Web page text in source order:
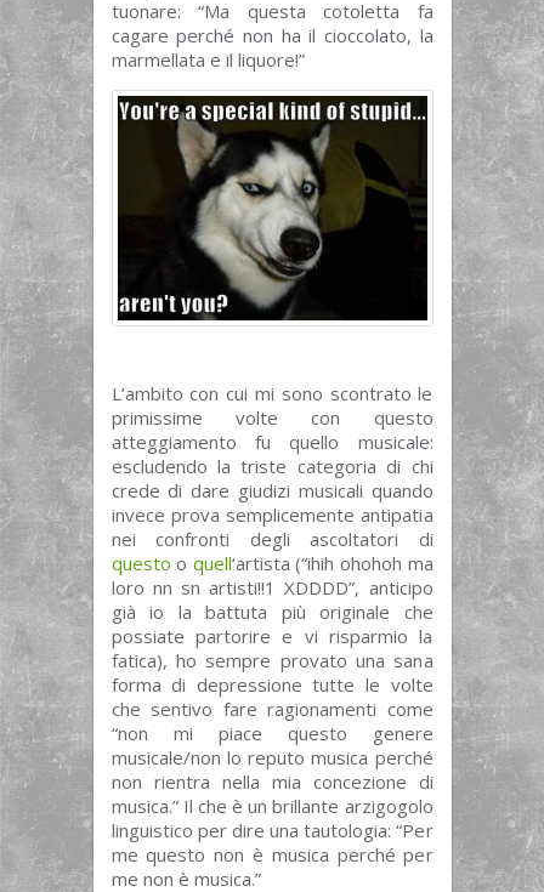
tuonare: “Ma questa cotoletta fa
cagare perché non ha il cioccolato, la
marmellata e il liquore!”
L’ambito con cui mi sono scontrato le
primissime volte con questo
atteggiamento fu quello musicale:
escludendo la triste categoria di chi
crede di dare giudizi musicali quando
invece prova semplicemente antipatia
nei confronti degli ascoltatori di
questo o quell‘artista (“ihih ohohoh ma
loro nn sn artisti!!1 XDDDD”, anticipo
già io la battuta più originale che
possiate partorire e vi risparmio la
fatica), ho sempre provato una sana
forma di depressione tutte le volte
che sentivo fare ragionamenti come
“non mi piace questo genere
musicale/non lo reputo musica perché
non rientra nella mia concezione di
musica.” Il che è un brillante arzigogolo
linguistico per dire una tautologia: “Per
me questo non è musica perché per
me non è musica.”